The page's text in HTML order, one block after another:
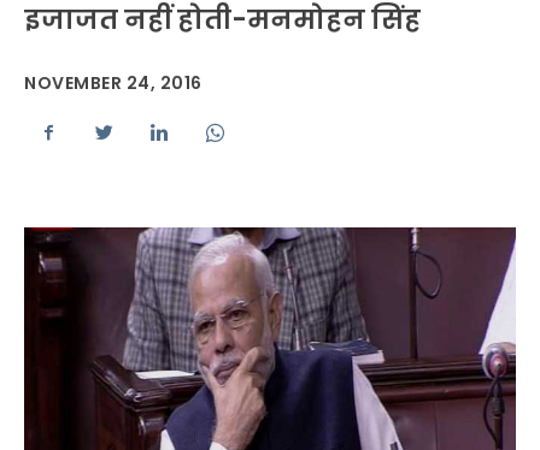
इजाजत नहीं होती-मनमोहन सिंह
NOVEMBER 24, 2016